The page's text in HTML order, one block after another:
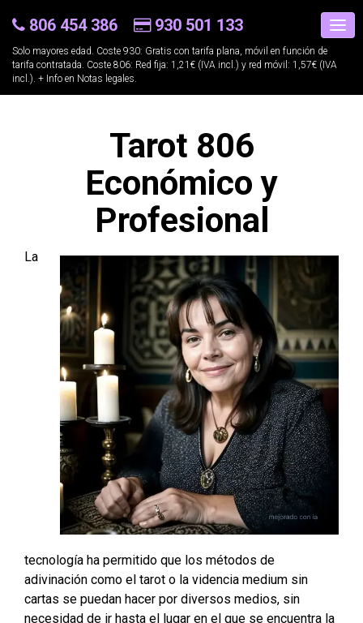
806 454 386 930 501 133
Solo mayores edad. Coste 930: Gratis con tarifa plana, móvil en función de
tarifa contratada. Coste 806: Red fija: 1,21€ (IVA incl.) y red móvil: 1,57€ (IVA
incl.). + Info en Notas legales.
Tarot 806
Económico y
Profesional
La
tecnología ha permitido que los métodos de
adivinación como el tarot o la videncia medium sin
cartas se puedan hacer por diversos medios, sin
necesidad de ir hasta el lugar en el que se encuentra la